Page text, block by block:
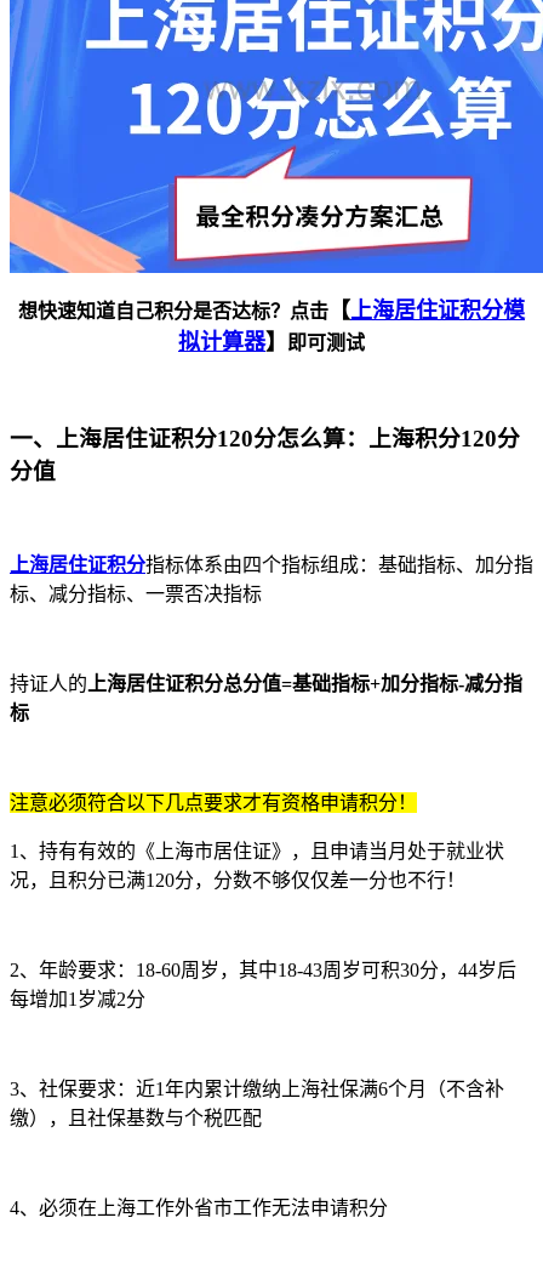
想快速知道自己积分是否达标？点击 【 上海居住证积分模
拟计算器】 即可测试
一、上海居住证积分120分怎么算：上海积分120分
分值
上海居住证积分指标体系由四个指标组成：基础指标、加分指
标、减分指标、一票否决指标
持证人的 上海居住证积分总分值=基础指标+加分指标-减分指
标
注意必须符合以下几点要求才有资格申请积分！
1、持有有效的《上海市居住证》，且申请当月处于就业状
况，且积分已满120分，分数不够仅仅差一分也不行！
2、年龄要求：18-60周岁，其中18-43周岁可积30分，44岁后
每增加1岁减2分
3、社保要求：近1年内累计缴纳上海社保满6个月（不含补
缴），且社保基数与个税匹配
4、必须在上海工作外省市工作无法申请积分